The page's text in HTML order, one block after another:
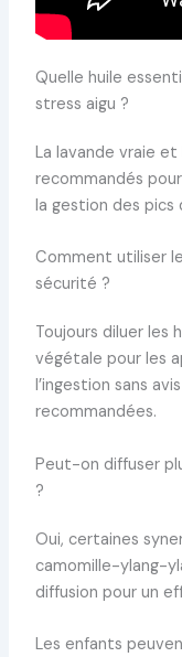
Quelle huile
stress aigu ?
La lavande vraie
recommandés
la gestion des pics
Comment utiliser
sécurité ?
Toujours diluer les
végétale pour les
l’ingestion sans
recommandées.
Peut-on diffuser
?
Oui, certaines
camomille-ylang-
diffusion pour un
Les enfants